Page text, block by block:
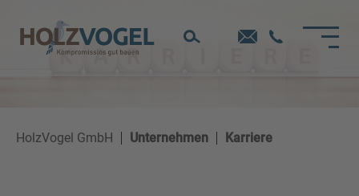
zum
HolzVogel GmbH Unternehmen Karriere